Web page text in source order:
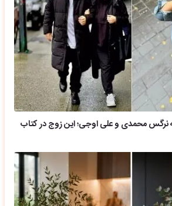
نرگس محمدی و علی اوجی؛ این زوج در کتاب